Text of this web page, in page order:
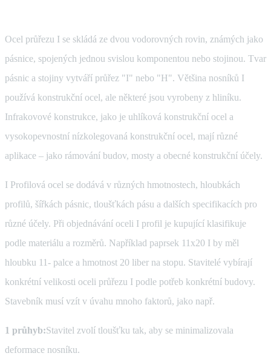
Ocel průřezu I se skládá ze dvou vodorovných rovin, známých jako
pásnice, spojených jednou svislou komponentou nebo stojinou. Tvar
pásnic a stojiny vytváří průřez "I" nebo "H". Většina nosníků I
používá konstrukční ocel, ale některé jsou vyrobeny z hliníku.
Infrakovové konstrukce, jako je uhlíková konstrukční ocel a
vysokopevnostní nízkolegovaná konstrukční ocel, mají různé
aplikace – jako rámování budov, mosty a obecné konstrukční účely.
I Profilová ocel se dodává v různých hmotnostech, hloubkách
profilů, šířkách pásnic, tloušťkách pásu a dalších specifikacích pro
různé účely. Při objednávání oceli I profil je kupující klasifikuje
podle materiálu a rozměrů. Například paprsek 11x20 I by měl
hloubku 11- palce a hmotnost 20 liber na stopu. Stavitelé vybírají
konkrétní velikosti oceli průřezu I podle potřeb konkrétní budovy.
Stavebník musí vzít v úvahu mnoho faktorů, jako např.
1 průhyb:Stavitel zvolí tloušťku tak, aby se minimalizovala
deformace nosníku.